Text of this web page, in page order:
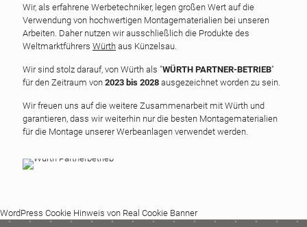
Wir, als erfahrene Werbetechniker, legen großen Wert auf die
Verwendung von hochwertigen Montagematerialien bei unseren
Arbeiten. Daher nutzen wir ausschließlich die Produkte des
Weltmarktführers Würth aus Künzelsau.
Wir sind stolz darauf, von Würth als "WÜRTH PARTNER-BETRIEB"
für den Zeitraum von 2023 bis 2028 ausgezeichnet worden zu sein.
Wir freuen uns auf die weitere Zusammenarbeit mit Würth und
garantieren, dass wir weiterhin nur die besten Montagematerialien
für die Montage unserer Werbeanlagen verwendet werden.
WordPress Cookie Hinweis von Real Cookie Banner